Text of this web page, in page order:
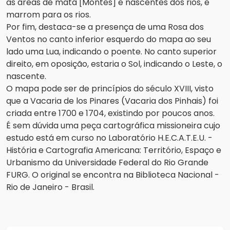
as áreas de mata [Montes] e nascentes dos rios, e
marrom para os rios.
Por fim, destaca-se a presença de uma Rosa dos
Ventos no canto inferior esquerdo do mapa ao seu
lado uma Lua, indicando o poente. No canto superior
direito, em oposição, estaria o Sol, indicando o Leste, o
nascente.
O mapa pode ser de princípios do século XVIII, visto
que a Vacaria de los Pinares (Vacaria dos Pinhais) foi
criada entre 1700 e 1704, existindo por poucos anos.
É sem dúvida uma peça cartográfica missioneira cujo
estudo está em curso no Laboratório H.E.C.A.T.E.U. -
História e Cartografia Americana: Território, Espaço e
Urbanismo da Universidade Federal do Rio Grande
FURG. O original se encontra na Biblioteca Nacional -
Rio de Janeiro - Brasil.